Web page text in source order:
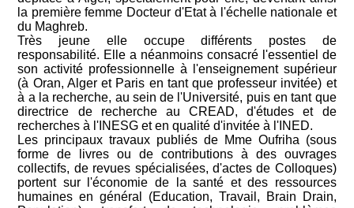
la première femme Docteur d'Etat à l'échelle nationale et
du Maghreb.
Très jeune elle occupe différents postes de
responsabilité. Elle a néanmoins consacré l'essentiel de
son activité professionnelle à l'enseignement supérieur
(à Oran, Alger et Paris en tant que professeur invitée) et
à a la recherche, au sein de l'Université, puis en tant que
directrice de recherche au CREAD, d'études et de
recherches à l'INESG et en qualité d'invitée à l'INED.
Les principaux travaux publiés de Mme Oufriha (sous
forme de livres ou de contributions à des ouvrages
collectifs, de revues spécialisées, d'actes de Colloques)
portent sur l'économie de la santé et des ressources
humaines en général (Education, Travail, Brain Drain,